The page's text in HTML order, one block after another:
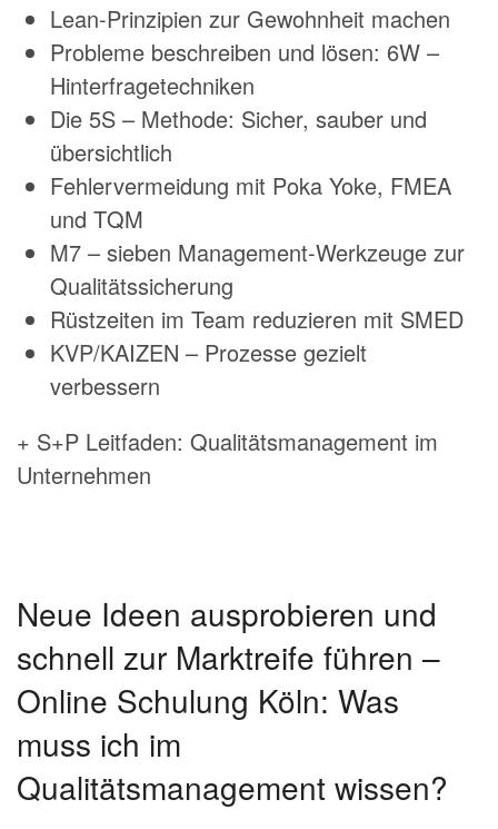
Lean-Prinzipien zur Gewohnheit machen
Probleme beschreiben und lösen: 6W –
Hinterfragetechniken
Die 5S – Methode: Sicher, sauber und
übersichtlich
Fehlervermeidung mit Poka Yoke, FMEA
und TQM
M7 – sieben Management-Werkzeuge zur
Qualitätssicherung
Rüstzeiten im Team reduzieren mit SMED
KVP/KAIZEN – Prozesse gezielt
verbessern
+ S+P Leitfaden: Qualitätsmanagement im
Unternehmen
Neue Ideen ausprobieren und
schnell zur Marktreife führen –
Online Schulung Köln: Was
muss ich im
Qualitätsmanagement wissen?